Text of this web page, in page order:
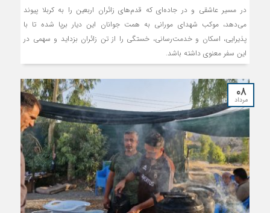
در مسیر عاشقی و در جاده‌ای که قدم‌های زائران اربعین را به کربلا پیوند
می‌دهد، موکب شهدای مورانی به همت جوانان این دیار برپا شده تا با
پذیرایی، اسکان و خدمت‌رسانی، خستگی را از تن زائران بزداید و سهمی در
این سفر معنوی داشته باشد.
۰۸
مرداد